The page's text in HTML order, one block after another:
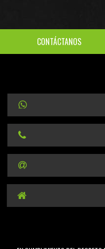
CONTÁCTANOS